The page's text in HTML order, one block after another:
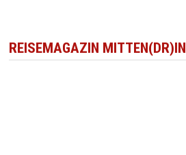
REISEMAGAZIN MITTEN(DR)IN